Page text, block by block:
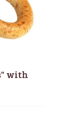
with